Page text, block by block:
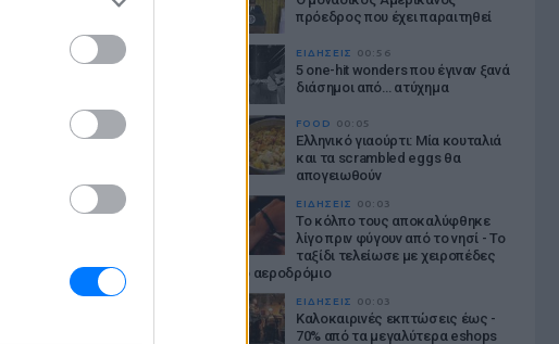
πρόεδρος που έχει παραιτηθεί
ΕΙΔΗΣΕΙΣ 00:56
5 one-hit wonders που έγιναν ξανά
διάσημοι από… ατύχημα
FOOD 00:05
Ελληνικό γιαούρτι: Μία κουταλιά
και τα scrambled eggs θα
απογειωθούν
ΕΙΔΗΣΕΙΣ 00:03
Το κόλπο τους αποκαλύφθηκε
λίγο πριν φύγουν από το νησί - Το
ταξίδι τελείωσε με χειροπέδες
στο αεροδρόμιο
ΕΙΔΗΣΕΙΣ 00:03
Καλοκαιρινές εκπτώσεις έως -
70% από τα μεγαλύτερα eshops
LISTEN LIVE
LISTEN LIVE